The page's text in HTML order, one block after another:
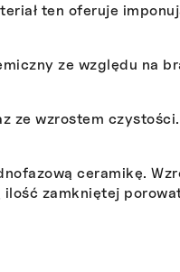
ten oferuje
ze względu na
ze wzrostem
ceramikę.
zamkniętej